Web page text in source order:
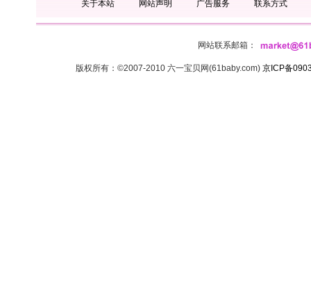
关于本站 网站声明 广告服务 联系方式
网站联系邮箱：
版权所有：©2007-2010 六一宝贝网(61baby.com) 京ICP备